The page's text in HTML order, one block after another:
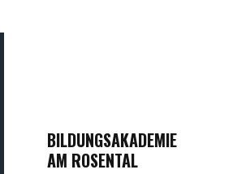
BILDUNGSAKADEMIE
AM ROSENTAL